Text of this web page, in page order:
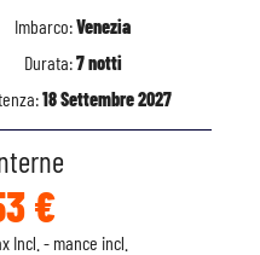
Imbarco:Venezia
Durata:7 notti
18 Settembre 2027
€
Incl. - mance incl.